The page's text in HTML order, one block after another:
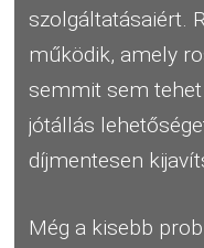
szolgáltatásaiért.
működik, amely
semmit sem
jótállás
díjmentesen
Még a kisebb